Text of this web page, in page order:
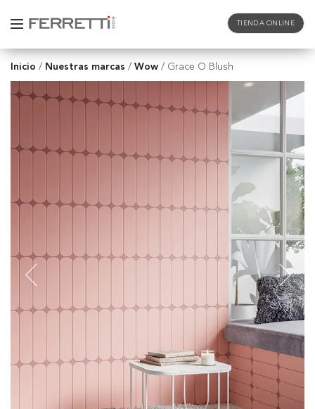
TIENDA ONLINE
Inicio / Nuestras marcas / Wow / Grace O Blush